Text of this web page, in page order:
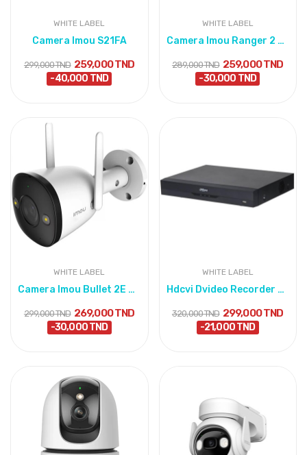
WHITE LABEL
Camera Imou S21FA
299,000 TND 259,000 TND
-40,000 TND
WHITE LABEL
Camera Imou Ranger 2 5MP
289,000 TND 259,000 TND
-30,000 TND
WHITE LABEL
Camera Imou Bullet 2E 4mp
299,000 TND 269,000 TND
-30,000 TND
WHITE LABEL
Hdcvi Dvideo Recorder Dahua
320,000 TND 299,000 TND
-21,000 TND